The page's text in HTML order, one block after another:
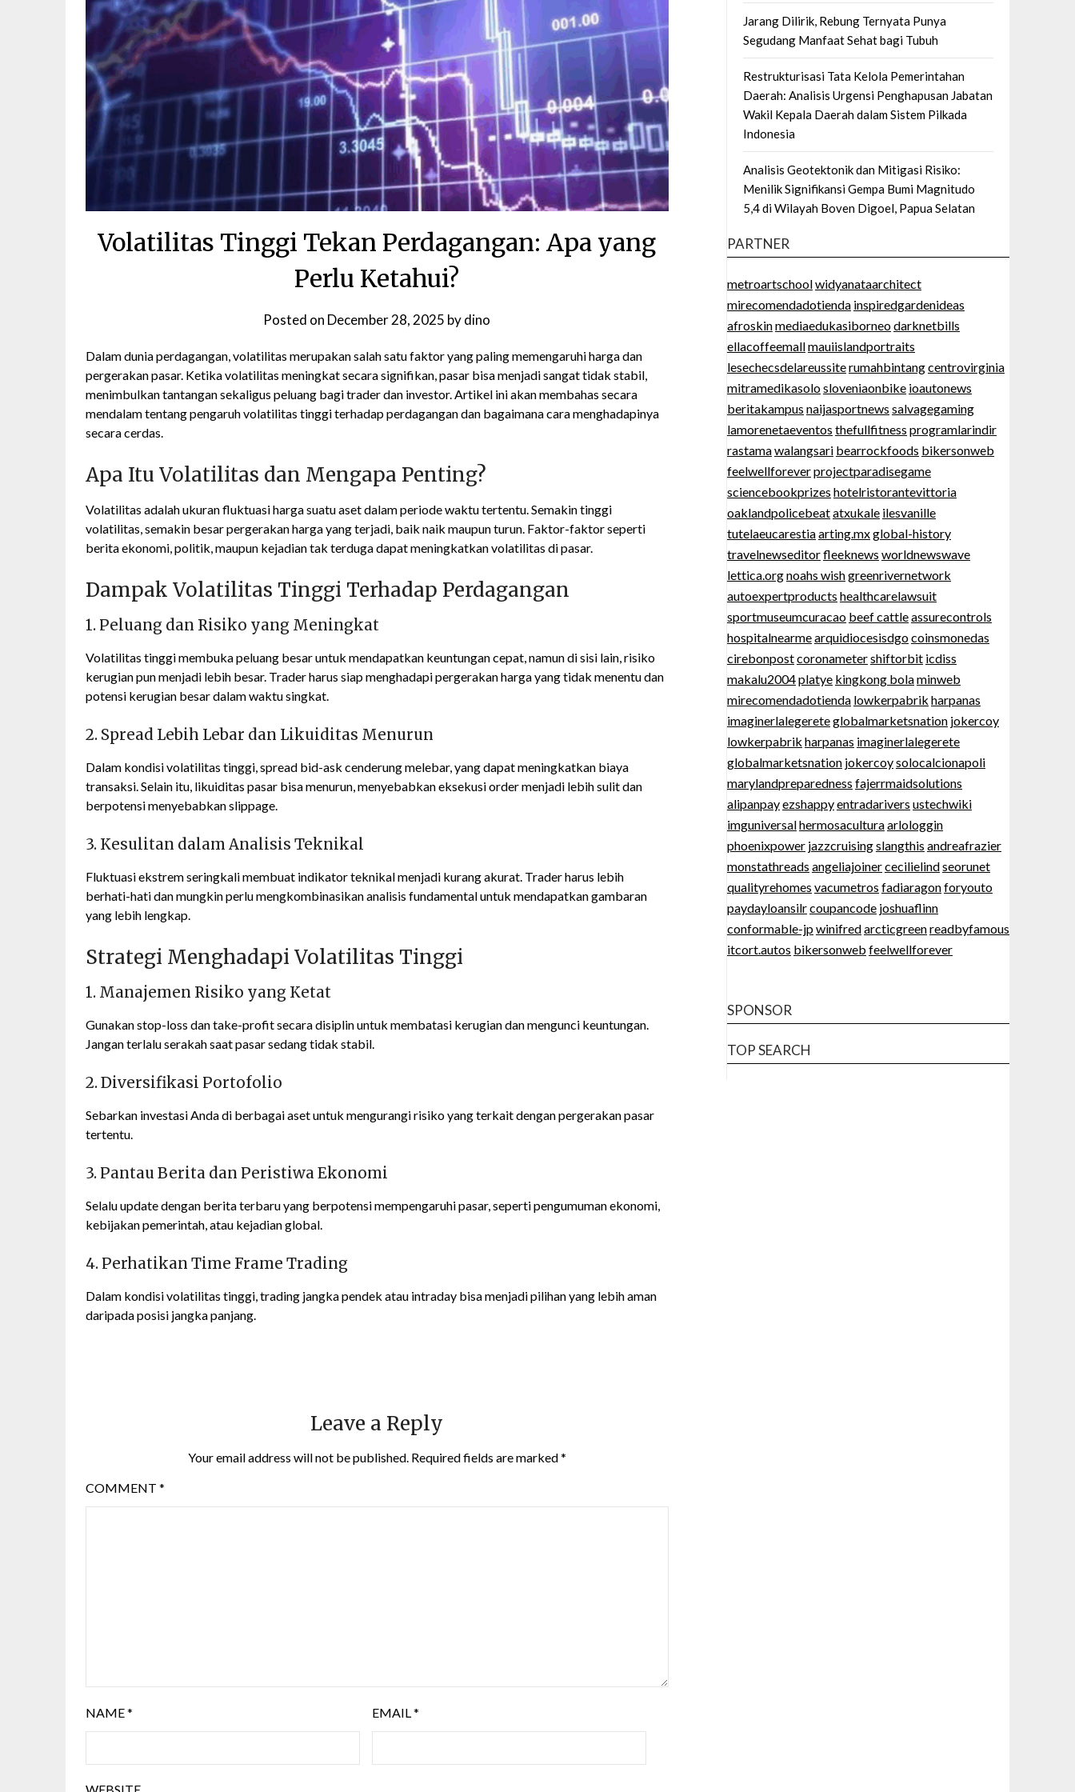
Volatilitas Tinggi Tekan Perdagangan: Apa yang
Perlu Ketahui?
Posted on December 28, 2025 bydino
Dalam dunia perdagangan, volatilitas merupakan salah satu faktor yang paling memengaruhi harga dan
pergerakan pasar. Ketika volatilitas meningkat secara signifikan, pasar bisa menjadi sangat tidak stabil,
menimbulkan tantangan sekaligus peluang bagi trader dan investor. Artikel ini akan membahas secara
mendalam tentang pengaruh volatilitas tinggi terhadap perdagangan dan bagaimana cara menghadapinya
secara cerdas.
Apa Itu Volatilitas dan Mengapa Penting?
Volatilitas adalah ukuran fluktuasi harga suatu aset dalam periode waktu tertentu. Semakin tinggi
volatilitas, semakin besar pergerakan harga yang terjadi, baik naik maupun turun. Faktor-faktor seperti
berita ekonomi, politik, maupun kejadian tak terduga dapat meningkatkan volatilitas di pasar.
Dampak Volatilitas Tinggi Terhadap Perdagangan
1. Peluang dan Risiko yang Meningkat
Volatilitas tinggi membuka peluang besar untuk mendapatkan keuntungan cepat, namun di sisi lain, risiko
kerugian pun menjadi lebih besar. Trader harus siap menghadapi pergerakan harga yang tidak menentu dan
potensi kerugian besar dalam waktu singkat.
2. Spread Lebih Lebar dan Likuiditas Menurun
Dalam kondisi volatilitas tinggi, spread bid-ask cenderung melebar, yang dapat meningkatkan biaya
transaksi. Selain itu, likuiditas pasar bisa menurun, menyebabkan eksekusi order menjadi lebih sulit dan
berpotensi menyebabkan slippage.
3. Kesulitan dalam Analisis Teknikal
Fluktuasi ekstrem seringkali membuat indikator teknikal menjadi kurang akurat. Trader harus lebih
berhati-hati dan mungkin perlu mengkombinasikan analisis fundamental untuk mendapatkan gambaran
yang lebih lengkap.
Strategi Menghadapi Volatilitas Tinggi
1. Manajemen Risiko yang Ketat
Gunakan stop-loss dan take-profit secara disiplin untuk membatasi kerugian dan mengunci keuntungan.
Jangan terlalu serakah saat pasar sedang tidak stabil.
2. Diversifikasi Portofolio
Sebarkan investasi Anda di berbagai aset untuk mengurangi risiko yang terkait dengan pergerakan pasar
tertentu.
3. Pantau Berita dan Peristiwa Ekonomi
Selalu update dengan berita terbaru yang berpotensi mempengaruhi pasar, seperti pengumuman ekonomi,
kebijakan pemerintah, atau kejadian global.
4. Perhatikan Time Frame Trading
Dalam kondisi volatilitas tinggi, trading jangka pendek atau intraday bisa menjadi pilihan yang lebih aman
daripada posisi jangka panjang.
Leave a Reply
Your email address will not be published. Required fields are marked*
COMMENT *
NAME* EMAIL*
Jarang Dilirik, Rebung Ternyata Punya
Segudang Manfaat Sehat bagi Tubuh
Restrukturisasi Tata Kelola Pemerintahan
Daerah: Analisis Urgensi Penghapusan Jabatan
Wakil Kepala Daerah dalam Sistem Pilkada
Indonesia
Analisis Geotektonik dan Mitigasi Risiko:
Menilik Signifikansi Gempa Bumi Magnitudo
5,4 di Wilayah Boven Digoel, Papua Selatan
PARTNER
metroartschoolwidyanataarchitect
mirecomendadotienda inspiredgardenideas
afroskinmediaedukasiborneodarknetbills
ellacoffeemallmauiislandportraits
lesechecsdelareussiterumahbintangcentrovirginia
mitramedikasolosloveniaonbike ioautonews
beritakampus naijasportnews salvagegaming
lamorenetaeventos thefullfitness programlarindir
rastamawalangsari bearrockfoods bikersonweb
feelwellforeverprojectparadisegame
sciencebookprizes hotelristorantevittoria
oaklandpolicebeatatxukale ilesvanille
tutelaeucarestiaarting.mxglobal-history
travelnewseditorfleeknews worldnewswave
lettica.orgnoahs wishgreenrivernetwork
autoexpertproducts healthcarelawsuit
sportmuseumcuracao beef cattleassurecontrols
hospitalnearmearquidiocesisdgocoinsmonedas
cirebonpostcoronametershiftorbit icdiss
makalu2004platye kingkong bolaminweb
mirecomendadotienda lowkerpabrik harpanas
imaginerlalegereteglobalmarketsnation jokercoy
lowkerpabrik harpanas imaginerlalegerete
globalmarketsnation jokercoysolocalcionapoli
marylandpreparedness fajerrmaidsolutions
alipanpayezshappyentradarivers ustechwiki
imguniversalhermosaculturaarlologgin
phoenixpower jazzcruisingslangthis andreafrazier
monstathreads angeliajoinercecilielindseorunet
qualityrehomes vacumetros fadiaragonforyouto
paydayloansilrcoupancode joshuaflinn
conformable-jpwinifredarcticgreenreadbyfamous
itcort.autos bikersonweb feelwellforever
SPONSOR
TOP SEARCH